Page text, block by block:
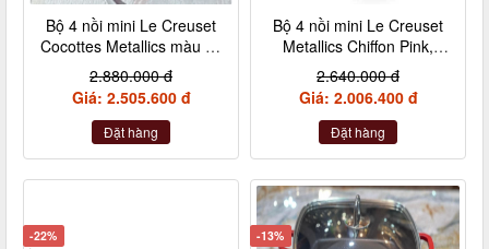
Bộ 4 nồi mini Le Creuset
Cocottes Metallics màu đỏ
cherry 10cm
2.880.000 đ
Giá: 2.505.600 đ
Đặt hàng
Bộ 4 nồi mini Le Creuset
Metallics Chiffon Pink,
Rosenquarz, Violett,
Nebelgrau (hồng đậm,
hồng nhạt, hồng tía, xám)
2.640.000 đ
Giá: 2.006.400 đ
Đặt hàng
-22% -13%